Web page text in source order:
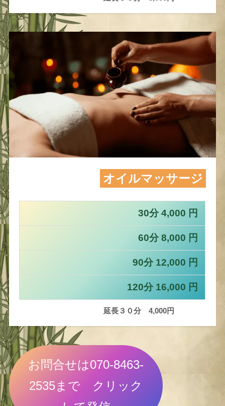
オイルマッサージ
30分 4,000 円
60分 8,000 円
90分 12,000 円
120分 16,000 円
延長３０分 4,000円
お問合せは070-8463-
2535まで クリック